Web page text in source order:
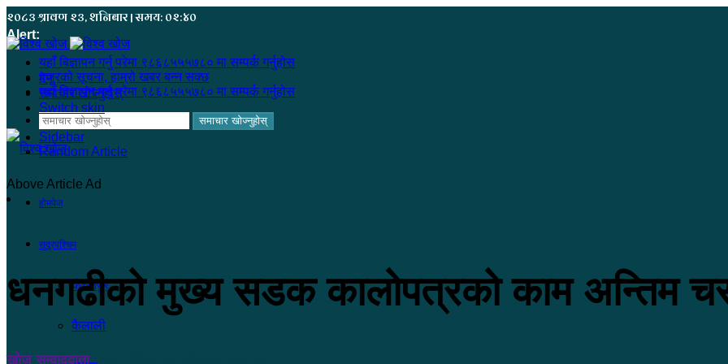
२०८३ श्रावण २३, शनिबार | समय: ०२:४०
Alert:
यहाँ बिज्ञापन गर्नु परेमा ९८६८५५५७८० मा सम्पर्क गर्नुहोस
हजुरको सूचना, हाम्रो खबर बन्न सक्छ
यहाँ बिज्ञापन गर्नु परेमा ९८६८५५५७८० मा सम्पर्क गर्नुहोस
समाचार खोज्नुहोस्
Sidebar
Random Article
मेनू
समाचार खोज्नुहोस्
Switch skin
होमपेज
सुदूरपश्चिम
कंचनपुर
कैलाली
Above Article Ad
धनगढीको मुख्य सडक कालोपत्रको काम अन्तिम
खोज सम्वाददाता२०८१ चैत्र २६, मंगलवार ०३:२६